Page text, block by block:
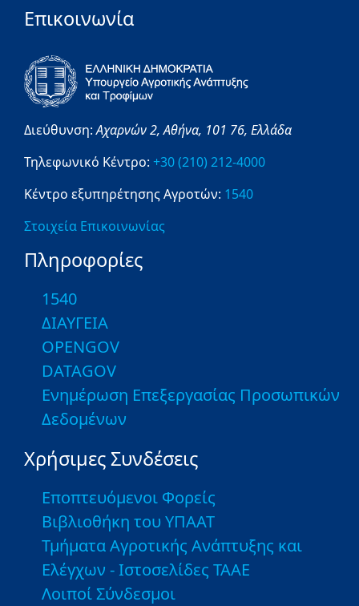
Επικοινωνία
Διεύθυνση:Αχαρνών 2,Αθήνα, 101 76, Ελλάδα
Τηλεφωνικό Κέντρο: +30 (210) 212-4000
Κέντρο εξυπηρέτησης Αγροτών: 1540
Στοιχεία Επικοινωνίας
Πληροφορίες
1540
ΔΙΑΥΓΕΙΑ
OPENGOV
DATAGOV
Ενημέρωση Επεξεργασίας Προσωπικών
Δεδομένων
Χρήσιμες Συνδέσεις
Εποπτευόμενοι Φορείς
Βιβλιοθήκη του ΥΠΑΑΤ
Τμήματα Αγροτικής Ανάπτυξης και
Ελέγχων - Ιστοσελίδες ΤΑΑΕ
Λοιποί Σύνδεσμοι